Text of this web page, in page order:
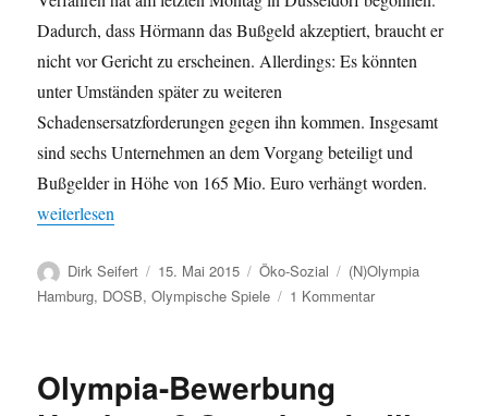
Dadurch, dass Hörmann das Bußgeld akzeptiert, braucht er
nicht vor Gericht zu erscheinen. Allerdings: Es könnten
unter Umständen später zu weiteren
Schadensersatzforderungen gegen ihn kommen. Insgesamt
sind sechs Unternehmen an dem Vorgang beteiligt und
Bußgelder in Höhe von 165 Mio. Euro verhängt worden.
„Olympia Hamburg: Preisabsprachen im „Grenzbereich“ –
weiterlesen
Autor
Dirk Seifert
Veröffentlicht
am
15. Mai 2015 Kategorien
Öko-Sozial Schlagwörter
(N)Olympia
Hamburg, DOSB,Olympische Spiele 1 Kommentarzu
Olympia-Bewerbung